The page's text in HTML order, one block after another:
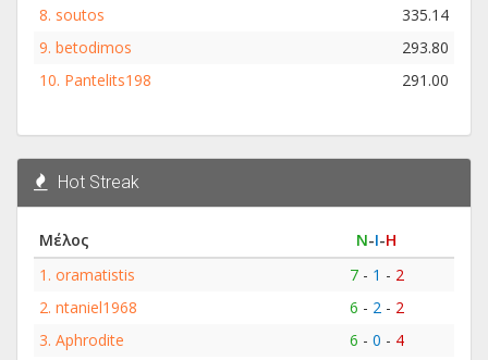
8. soutos
335.14
9. betodimos
293.80
10. Pantelits198 291.00
Hot Streak
Μέλος Ν-Ι-Η
1. oramatistis 7- 1 - 2
2. ntaniel1968 6 - 2 - 2
3. Aphrodite 6 - 0 - 4